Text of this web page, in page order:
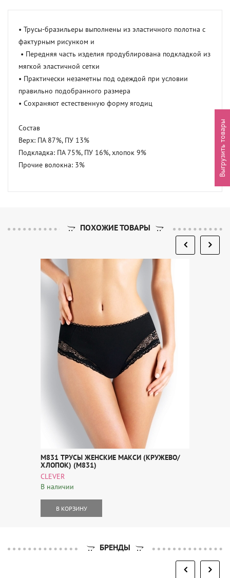
• Трусы-бразильеры выполнены из эластичного полотна с
фактурным рисунком и
мягкой эластичной сетки
• Практически незаметны под одеждой при условии
правильно подобранного размера
• Сохраняют естественную форму ягодиц
Состав
Верх: ПА 87%, ПУ 13%
Подкладка: ПА 75%, ПУ 16%, хлопок 9%
Прочие волокна: 3%
ПОХОЖИЕ ТОВАРЫ
M831 ТРУСЫ ЖЕНСКИЕ МАКСИ (КРУЖЕВО/
ХЛОПОК) (M831)
CLEVER
В наличии
В КОРЗИНУ
БРЕНДЫ
Выгрузить товары